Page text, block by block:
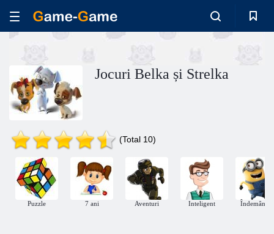
Jocuri Belka și Strelka
(Total 10)
Puzzle 7 ani Aventuri Inteligent Îndemânare